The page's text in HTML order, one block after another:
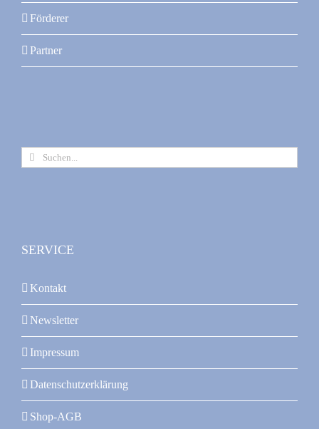
Förderer
Partner
Suche
nach:
SERVICE
Kontakt
Newsletter
Impressum
Datenschutzerklärung
Shop-AGB